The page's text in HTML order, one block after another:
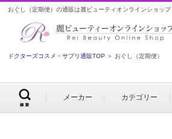
おぐし（定期便）の通販は麗ビューティオンラインショップ
ドクターズコスメ・サプリ通販TOP ＞ おぐし（定期便）
メーカー カテゴリー